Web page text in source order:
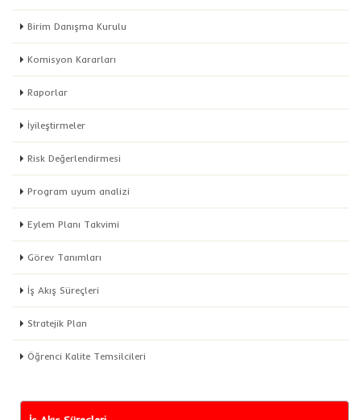
Birim Danışma Kurulu
Komisyon Kararları
Raporlar
İyileştirmeler
Risk Değerlendirmesi
Program uyum analizi
Eylem Planı Takvimi
Görev Tanımları
İş Akış Süreçleri
Stratejik Plan
Öğrenci Kalite Temsilcileri